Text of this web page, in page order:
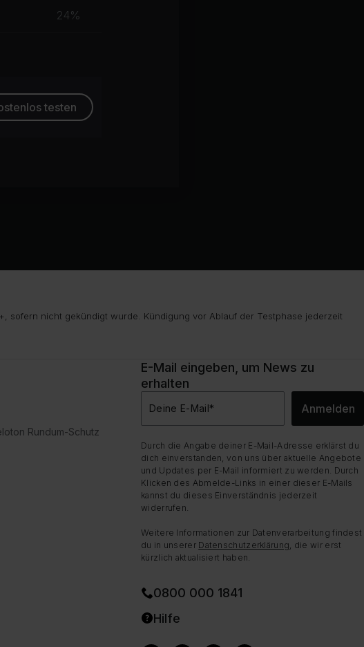
24%
testen
sofern nicht gekündigt wurde. Kündigung vor Ablauf der Testphase jederzeit
Rundum-Schutz
E-Mail eingeben, um News zu
erhalten
Deine E-Mail* Anmelden
Durch die Angabe deiner E-Mail-Adresse erklärst du
dich einverstanden, von uns über aktuelle Angebote
und Updates per E-Mail informiert zu werden. Durch
Klicken des Abmelde-Links in einer dieser E-Mails
kannst du dieses Einverständnis jederzeit
widerrufen.
Weitere Informationen zur Datenverarbeitung findest
du in unserer Datenschutzerklärung, die wir erst
kürzlich aktualisiert haben.
0800 000 1841
Hilfe